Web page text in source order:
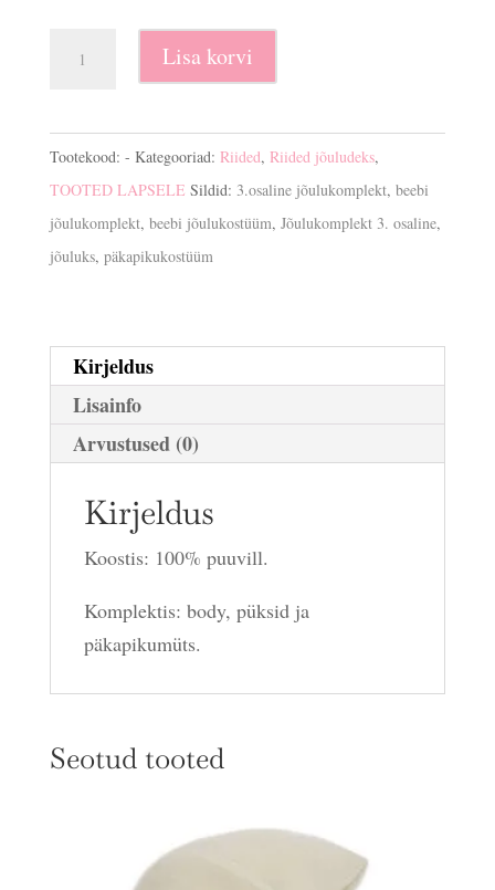
JõulukomplektLisa korvi
Tootekood: - Kategooriad: Riided, Riided jõuludeks,
TOOTED LAPSELE Sildid: 3.osaline jõulukomplekt, beebi
jõulukomplekt, beebi jõulukostüüm, Jõulukomplekt 3. osaline,
jõuluks, päkapikukostüüm
Kirjeldus
Lisainfo
Arvustused (0)
Kirjeldus
Koostis: 100% puuvill.
Komplektis: body, püksid ja
päkapikumüts.
Seotud tooted